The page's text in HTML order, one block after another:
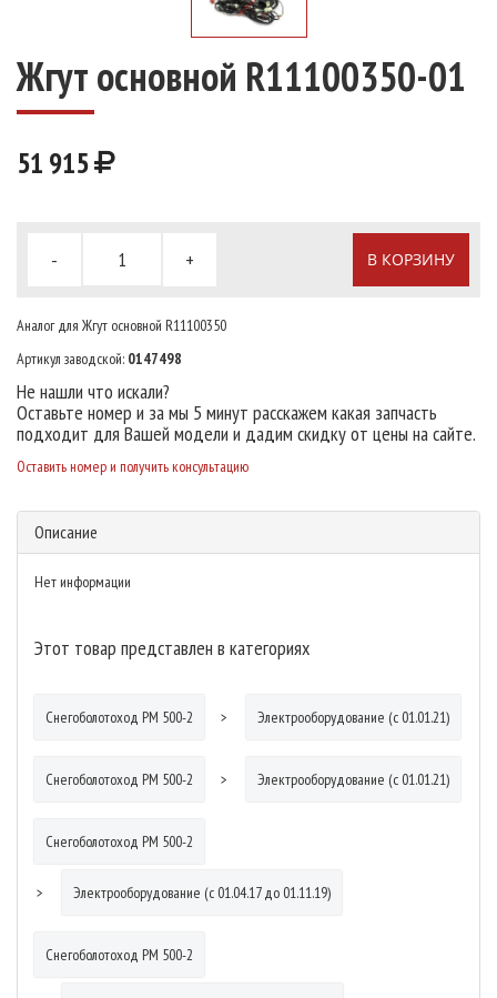
Жгут основной R11100350-01
51 915
- + В КОРЗИНУ
Аналог для Жгут основной R11100350
Артикул заводской: 0147498
Не нашли что искали?
Оставьте номер и за мы 5 минут расскажем какая запчасть
подходит для Вашей модели и дадим скидку от цены на сайте.
Оставить номер и получить консультацию
Описание
Нет информации
Этот товар представлен в категориях
Снегоболотоход РМ 500-2 Электрооборудование (с 01.01.21)
Снегоболотоход РМ 500-2 Электрооборудование (с 01.01.21)
Снегоболотоход РМ 500-2
Электрооборудование (с 01.04.17 до 01.11.19)
Снегоболотоход РМ 500-2